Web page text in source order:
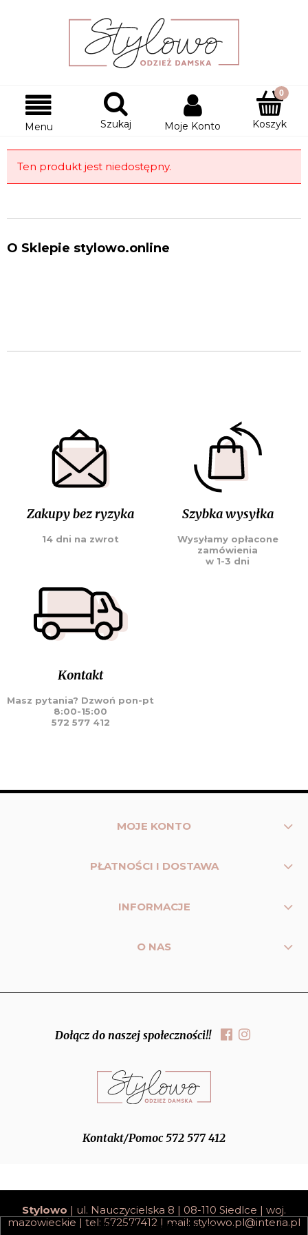
Menu Szukaj Moje Konto Koszyk
Ten produkt jest niedostępny.
O Sklepie stylowo.online
Zakupy bez ryzyka
14 dni na zwrot
Szybka wysyłka
Wysyłamy opłacone
zamówienia
w 1-3 dni
Kontakt
Masz pytania? Dzwoń pon-pt
8:00-15:00
572 577 412
MOJE KONTO
PŁATNOŚCI I DOSTAWA
INFORMACJE
O NAS
Dołącz do naszej społeczności!!
Kontakt/Pomoc 572 577 412
Stylowo | ul. Nauczycielska 8 | 08-110 Siedlce | woj.
mazowieckie | tel: 572577412 | mail: stylowo.pl@interia.pl
pokaż pełną wersję strony